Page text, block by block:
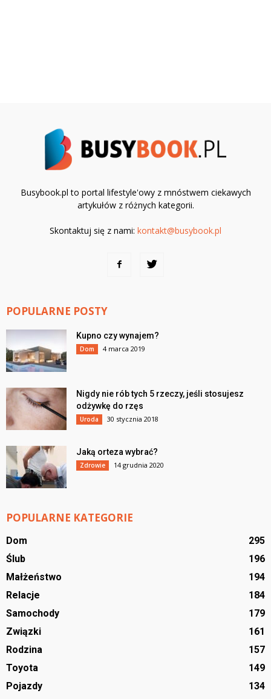
Busybook.pl to portal lifestyle'owy z mnóstwem ciekawych
artykułów z różnych kategorii.
Skontaktuj się z nami: kontakt@busybook.pl
POPULARNE POSTY
Kupno czy wynajem?
Dom 4 marca 2019
Nigdy nie rób tych 5 rzeczy, jeśli stosujesz
odżywkę do rzęs
Uroda 30 stycznia 2018
Jaką orteza wybrać?
Zdrowie 14 grudnia 2020
POPULARNE KATEGORIE
Dom
295
Ślub
196
Małżeństwo
194
Relacje
184
Samochody
179
Związki
161
Rodzina
157
Toyota
149
Pojazdy
134